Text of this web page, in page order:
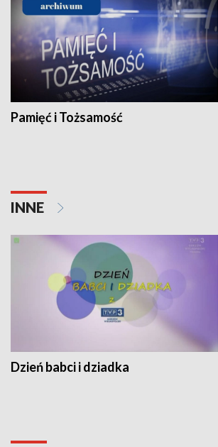
Pamięć i Tożsamość
INNE
Dzień babci i dziadka